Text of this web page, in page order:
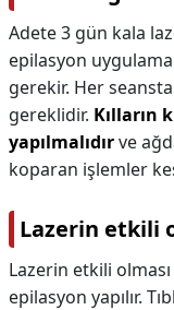
Adete 3 gün kala
epilasyon
gerekir. Her
gereklidir. Kılların
yapılmalıdırve
koparan işlemler
Lazerin etkili
Lazerin etkili olması
epilasyon yapılır.